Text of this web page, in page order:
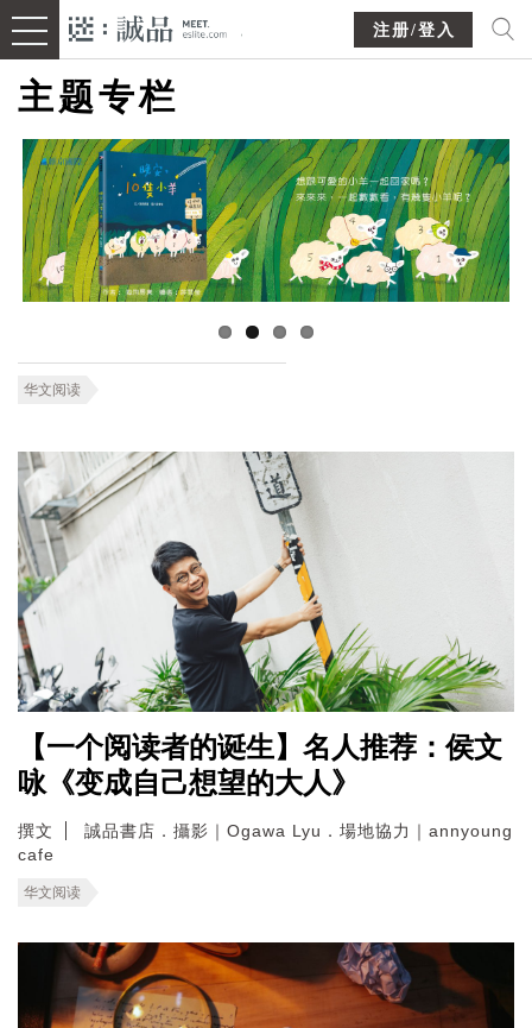
注册/登入
主题专栏
华文阅读
【一个阅读者的诞生】名人推荐：侯文
咏《变成自己想望的大人》
撰文
誠品書店．攝影｜Ogawa Lyu．場地協力｜annyoung
cafe
华文阅读